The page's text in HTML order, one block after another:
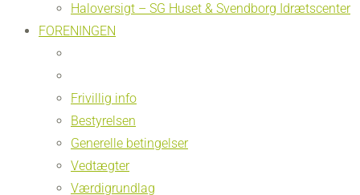
Haloversigt – SG Huset & Svendborg Idrætscenter
FORENINGEN
Frivillig info
Bestyrelsen
Generelle betingelser
Vedtægter
Værdigrundlag